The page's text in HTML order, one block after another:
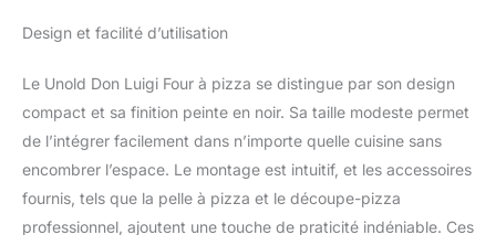
Design et facilité d’utilisation
Le Unold Don Luigi Four à pizza se distingue par son design
compact et sa finition peinte en noir. Sa taille modeste permet
de l’intégrer facilement dans n’importe quelle cuisine sans
encombrer l’espace. Le montage est intuitif, et les accessoires
fournis, tels que la pelle à pizza et le découpe-pizza
professionnel, ajoutent une touche de praticité indéniable. Ces